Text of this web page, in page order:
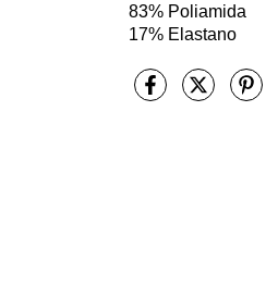
83% Poliamida
17% Elastano